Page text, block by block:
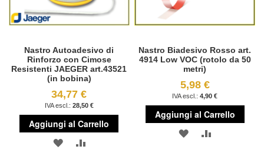
Nastro Autoadesivo di
Rinforzo con Cimose
Resistenti JAEGER art.43521
(in bobina)
34,77 €
28,50 €
Aggiungi al Carrello
AGGIUNGIAGGIUNGI
Nastro Biadesivo Rosso art.
4914 Low VOC (rotolo da 50
metri)
5,98 €
4,90 €
Aggiungi al Carrello
AGGIUNGI